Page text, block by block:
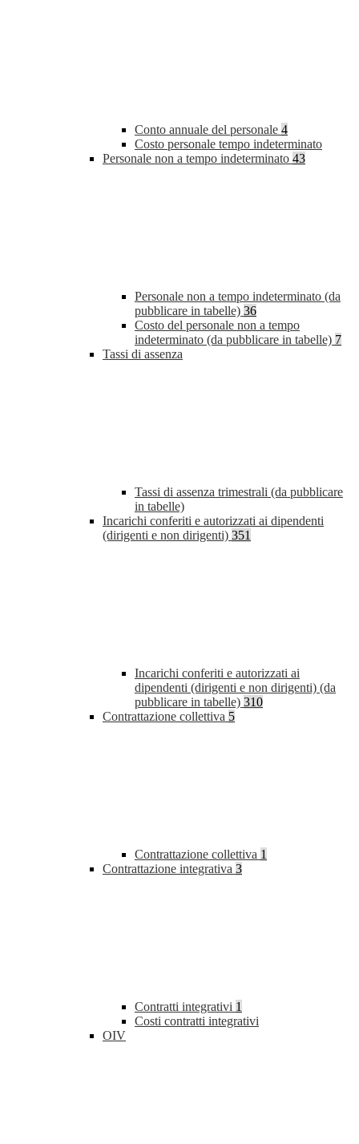
Conto annuale del personale 4
Costo personale tempo indeterminato
Personale non a tempo indeterminato 43
Personale non a tempo indeterminato (da
pubblicare in tabelle) 36
Costo del personale non a tempo
indeterminato (da pubblicare in tabelle) 7
Tassi di assenza
Tassi di assenza trimestrali (da pubblicare
in tabelle)
Incarichi conferiti e autorizzati ai dipendenti
(dirigenti e non dirigenti) 351
Incarichi conferiti e autorizzati ai
dipendenti (dirigenti e non dirigenti) (da
pubblicare in tabelle) 310
Contrattazione collettiva 5
Contrattazione collettiva 1
Contrattazione integrativa 3
Contratti integrativi 1
Costi contratti integrativi
OIV